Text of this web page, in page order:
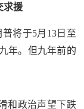
求援
将于5月13日至
年。但九年前的
和政治声望下跌